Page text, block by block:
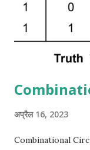
अप्रैल 16, 2023
Combinational